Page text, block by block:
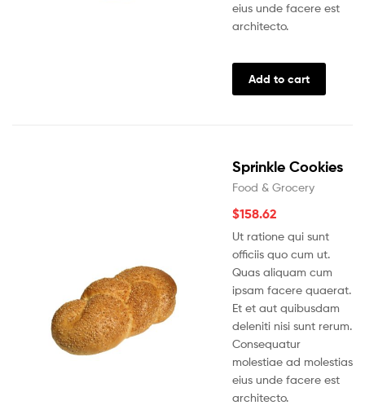
eius unde facere est
architecto.
Add to cart
Sprinkle Cookies
Food & Grocery
$158.62
Ut ratione qui sunt
officiis quo cum ut.
Quas aliquam cum
ipsam facere quaerat.
Et et aut quibusdam
deleniti nisi sunt rerum.
Consequatur
molestiae ad molestias
eius unde facere est
architecto.